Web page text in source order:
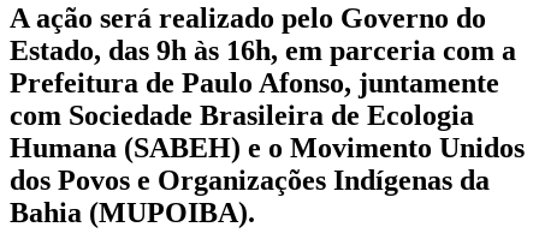
A ação será realizado pelo Governo do
Estado, das 9h às 16h, em parceria com a
Prefeitura de Paulo Afonso, juntamente
com Sociedade Brasileira de Ecologia
Humana (SABEH) e o Movimento Unidos
dos Povos e Organizações Indígenas da
Bahia (MUPOIBA).